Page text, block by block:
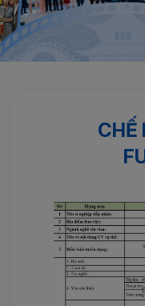
CHẾ